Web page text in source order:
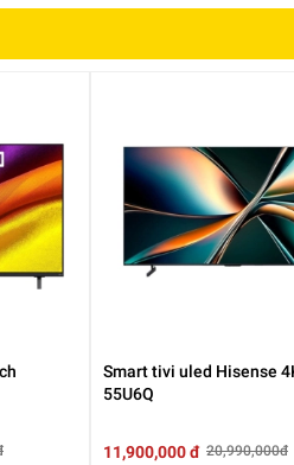
ộ phân giải 4K Ultra HD với hơn 8 tri
Smart Tivi OLED LGAI 4K 77 inch
tr ân tạođể nhận diệnđối
ên chân th
Smart tivi uled Hisense
55U6Q
11,900,000 đ 20,990,000đ